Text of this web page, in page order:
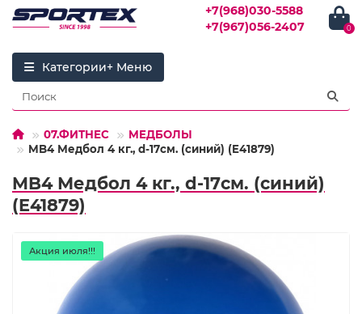
+7(968)030-5588
+7(967)056-2407
0
Категории
07.ФИТНЕС
МЕДБОЛЫ
MB4 Медбол 4 кг., d-17см. (синий) (E41879)
MB4 Медбол 4 кг., d-17см. (синий)
(E41879)
Акция июля!!!